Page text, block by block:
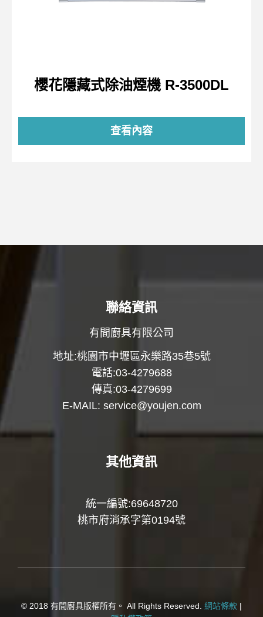
櫻花隱藏式除油煙機 R-3500DL
查看內容
聯絡資訊
有間廚具有限公司
地址:桃園市中壢區永樂路35巷5號
電話:03-4279688
傳真:03-4279699
E-MAIL: service@youjen.com
其他資訊
統一編號:69648720
桃市府消承字第0194號
© 2018 有間廚具版權所有。 All Rights Reserved. 網站條款 |